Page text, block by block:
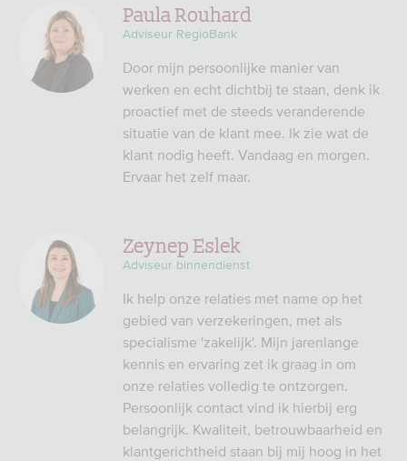
Paula Rouhard
Adviseur RegioBank
Door mijn persoonlijke manier van
werken en echt dichtbij te staan, denk ik
proactief met de steeds veranderende
situatie van de klant mee. Ik zie wat de
klant nodig heeft. Vandaag en morgen.
Ervaar het zelf maar.
Zeynep Eslek
Adviseur binnendienst
Ik help onze relaties met name op het
gebied van verzekeringen, met als
specialisme 'zakelijk'. Mijn jarenlange
kennis en ervaring zet ik graag in om
onze relaties volledig te ontzorgen.
Persoonlijk contact vind ik hierbij erg
belangrijk. Kwaliteit, betrouwbaarheid en
klantgerichtheid staan bij mij hoog in het